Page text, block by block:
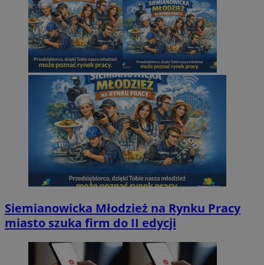
Siemianowicka Młodzież na Rynku Pracy
miasto szuka firm do II edycji